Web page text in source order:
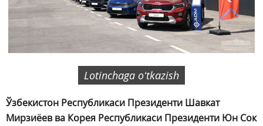
Lotinchaga oʻtkazish
Ўзбекистон Республикаси Президенти Шавкат
Мирзиёев ва Корея Республикаси Президенти Юн Сок